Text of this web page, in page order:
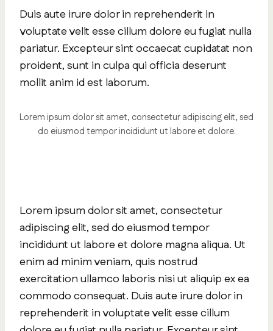
Duis aute irure dolor in reprehenderit in
voluptate velit esse cillum dolore eu fugiat nulla
pariatur. Excepteur sint occaecat cupidatat non
proident, sunt in culpa qui officia deserunt
mollit anim id est laborum.
Lorem ipsum dolor sit amet, consectetur adipiscing elit, sed
do eiusmod tempor incididunt ut labore et dolore.
Lorem ipsum dolor sit amet, consectetur
adipiscing elit, sed do eiusmod tempor
incididunt ut labore et dolore magna aliqua. Ut
enim ad minim veniam, quis nostrud
exercitation ullamco laboris nisi ut aliquip ex ea
commodo consequat. Duis aute irure dolor in
reprehenderit in voluptate velit esse cillum